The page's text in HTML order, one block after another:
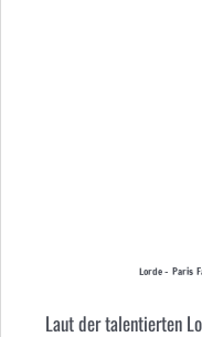
Lorde – Paris
Laut der talentierten